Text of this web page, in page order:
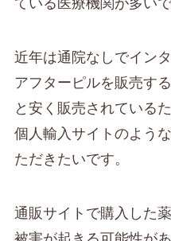
近年は通院なしでイン
アフターピルを販売す
と安く販売されている
個人輸入サイトのよう
ただきたいです。
通販サイトで購入した
被害が起きる可能性が